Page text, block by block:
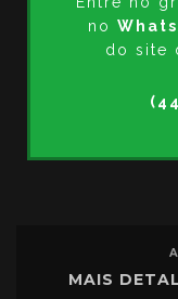
no
do site
MAIS